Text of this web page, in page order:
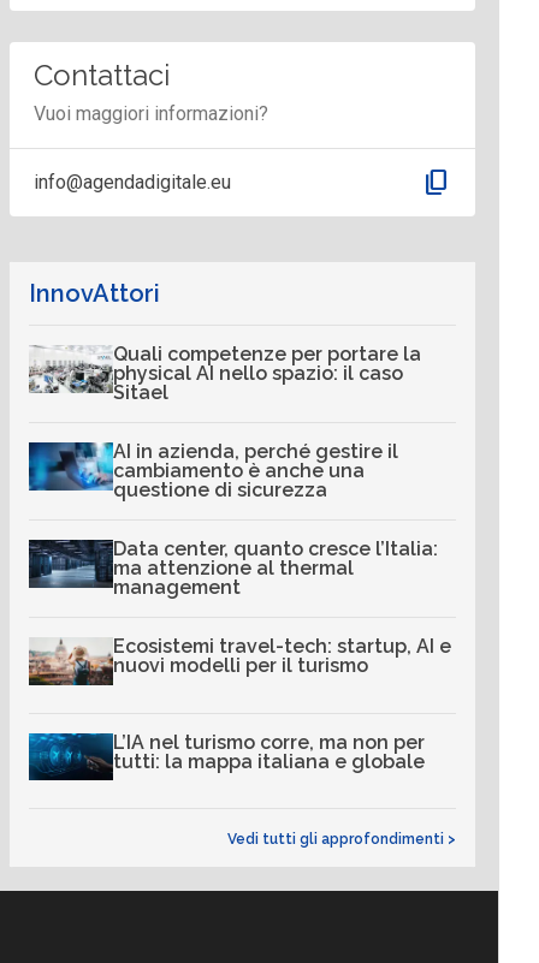
Contattaci
Vuoi maggiori informazioni?
info@agendadigitale.eu content_copy
InnovAttori
Quali competenze per portare la
physical AI nello spazio: il caso
Sitael
AI in azienda, perché gestire il
cambiamento è anche una
questione di sicurezza
Data center, quanto cresce l’Italia:
ma attenzione al thermal
management
Ecosistemi travel-tech: startup, AI e
nuovi modelli per il turismo
L’IA nel turismo corre, ma non per
tutti: la mappa italiana e globale
Vedi tutti gli approfondimenti >